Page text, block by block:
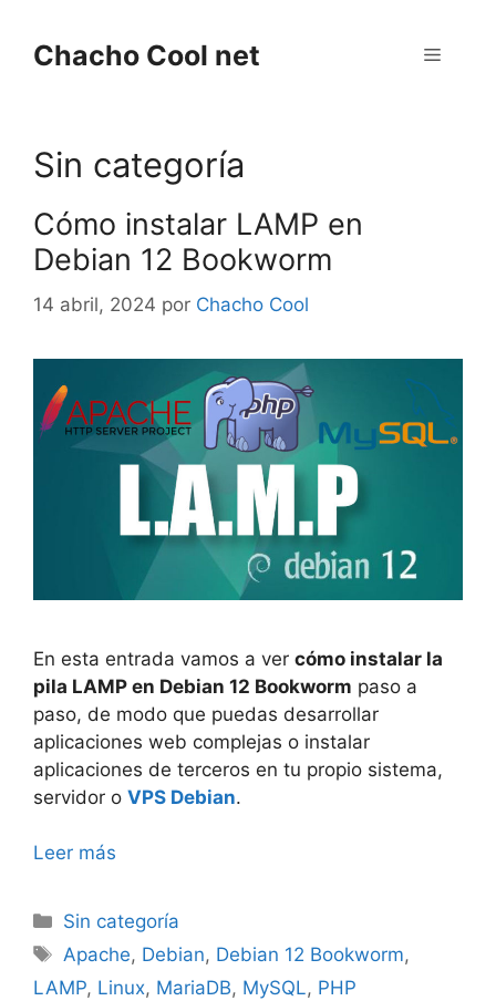
contenido
Chacho Cool net Menú
Sin categoría
Cómo instalar LAMP en
Debian 12 Bookworm
14 abril, 2024 por Chacho Cool
En esta entrada vamos a ver cómo instalar la
pila LAMP en Debian 12 Bookworm paso a
paso, de modo que puedas desarrollar
aplicaciones web complejas o instalar
aplicaciones de terceros en tu propio sistema,
servidor o VPS Debian.
Leer más
Categorías
Sin categoría
Etiquetas
Apache, Debian, Debian 12 Bookworm,
LAMP, Linux, MariaDB, MySQL, PHP